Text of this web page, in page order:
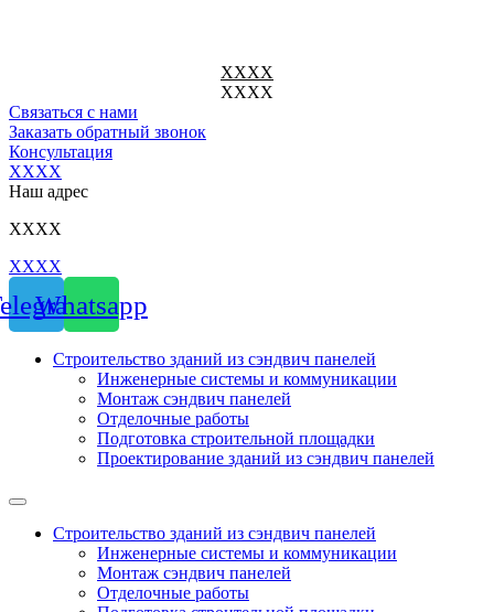
ХХХХ
ХХХХ
Связаться с нами
Заказать обратный звонок
Консультация
ХХХХ
Наш адрес
ХХХХ
ХХХХ
Whatsapp
Строительство зданий из сэндвич панелей
Инженерные системы и коммуникации
Монтаж сэндвич панелей
Отделочные работы
Подготовка строительной площадки
Проектирование зданий из сэндвич панелей
Строительство зданий из сэндвич панелей
Инженерные системы и коммуникации
Монтаж сэндвич панелей
Отделочные работы